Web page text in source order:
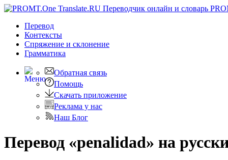
Перевод
Контексты
Спряжение и склонение
Грамматика
Обратная связь
Помощь
Скачать приложение
Реклама у нас
Наш Блог
Перевод «penalidad» на